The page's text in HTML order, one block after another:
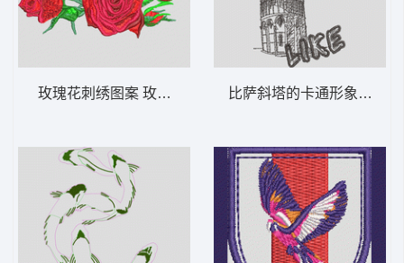
玫瑰花刺绣图案 玫瑰花 比萨斜塔的卡通形象 风景